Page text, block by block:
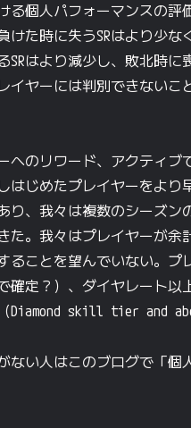
る個人パフォーマンスの評
けた時に失うSRはより少
はより減少し、敗北時に
ヤーには判別できないこ
へのリワード、アクティ
じめたプレイヤーをより
、我々は複数のシーズン
た。我々はプレイヤーが余
ことを望んでいない。プ
確定？）、ダイヤレート以
Diamond skill tier and
い人はこのブログで「個